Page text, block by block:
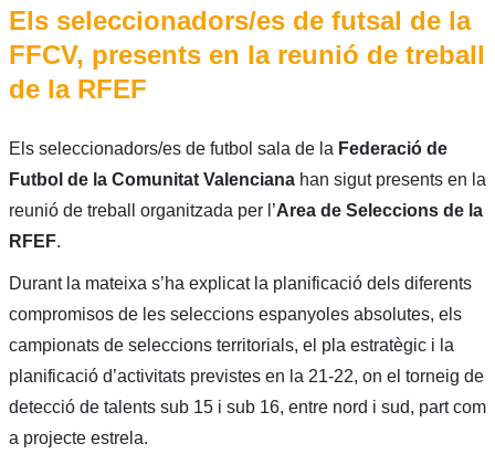
Els seleccionadors/es de futsal de la
FFCV, presents en la reunió de treball
de la RFEF
Els seleccionadors/es de futbol sala de la Federació de
Futbol de la Comunitat Valencianahan sigut presents en la
reunió de treball organitzada per l’Area de Seleccions de la
RFEF.
Durant la mateixa s’ha explicat la planificació dels diferents
compromisos de les seleccions espanyoles absolutes, els
campionats de seleccions territorials, el pla estratègic i la
planificació d’activitats previstes en la 21-22, on el torneig de
detecció de talents sub 15 i sub 16, entre nord i sud, part com
a projecte estrela.